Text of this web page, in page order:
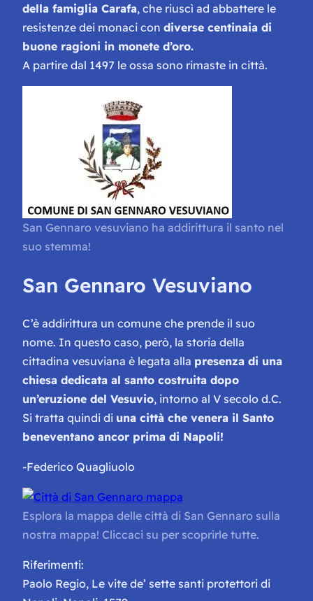
della famiglia Carafa, che riuscì ad abbattere le
resistenze dei monaci con diverse centinaia di
buone ragioni in monete d’oro.
A partire dal 1497 le ossa sono rimaste in città.
San Gennaro vesuviano ha addirittura il santo nel
suo stemma!
San Gennaro Vesuviano
C’è addirittura un comune che prende il suo
nome. In questo caso, però, la storia della
cittadina vesuviana è legata alla presenza di una
chiesa dedicata al santo costruita dopo
un’eruzione del Vesuvio, intorno al V secolo d.C.
Si tratta quindi di una città che venera il Santo
beneventano ancor prima di Napoli!
-Federico Quagliuolo
Esplora la mappa delle città di San Gennaro sulla
nostra mappa! Cliccaci su per scoprirle tutte.
Riferimenti:
Paolo Regio, Le vite de’ sette santi protettori di